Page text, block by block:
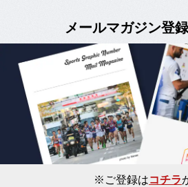
メールマガジン登録
※ご登録はコチラ